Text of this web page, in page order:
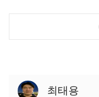
최태용